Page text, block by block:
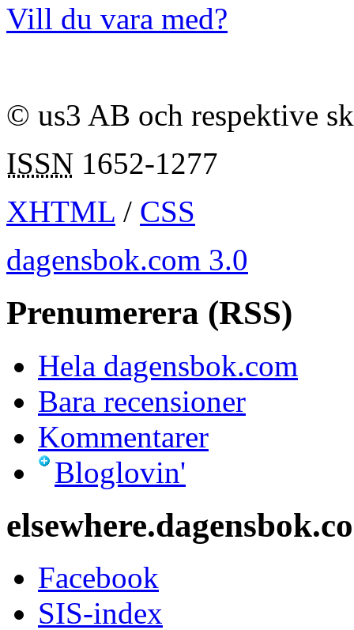
Vill du vara med?
© us3 AB och respektive
ISSN 1652-1277
XHTML / CSS
dagensbok.com 3.0
Prenumerera (RSS)
Hela dagensbok.com
Bara recensioner
Kommentarer
Bloglovin'
Facebook
SIS-index